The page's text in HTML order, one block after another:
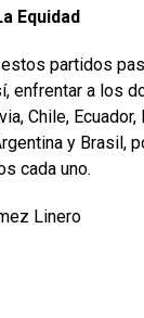
Equidad
partidos
enfrentar a los
Chile, Ecuador,
y Brasil,
cada uno.
Linero